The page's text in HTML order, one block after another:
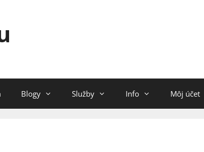
Blogy Služby Info Môj účet